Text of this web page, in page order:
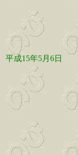
平成15年5月6日